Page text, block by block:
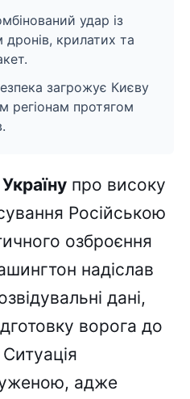
удар із
дронів, крилатих та
загрожує Києву
регіонам протягом
про високу
Російською
озброєння
надіслав
дані,
ворога до
адже